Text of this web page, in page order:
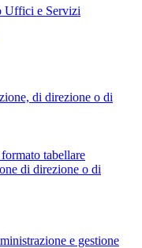
Uffici e Servizi
di direzione o di
tabellare
di direzione o di
e gestione